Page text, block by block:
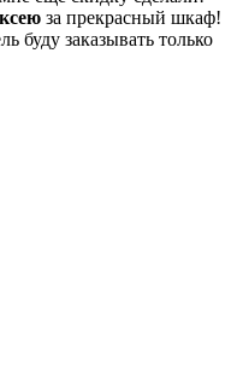
за прекрасный шкаф!
буду заказывать только